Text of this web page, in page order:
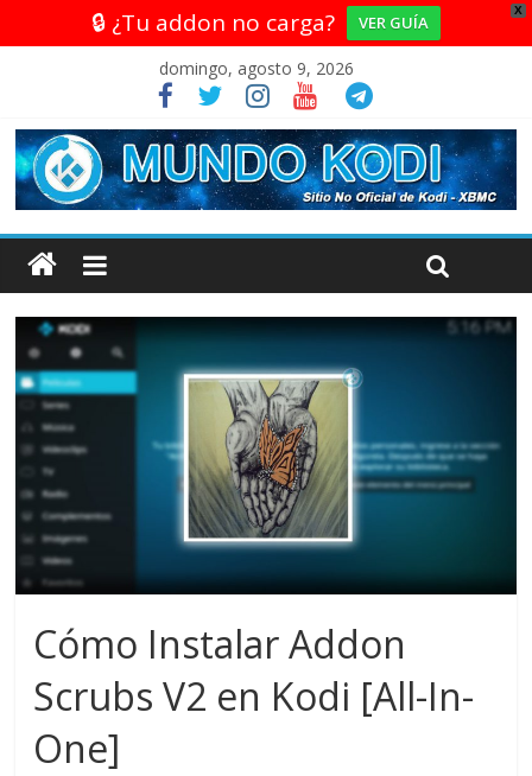
X
🔒 ¿Tu addon no carga? VER GUÍA
domingo, agosto 9, 2026
Cómo Instalar Addon
Scrubs V2 en Kodi [All-In-
One]